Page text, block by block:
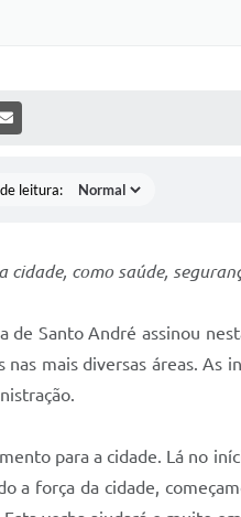
MÍDIAS
leitura:
cidade, como saúde,
Santo André assinou
mais diversas áreas.
para a cidade. Lá no
a força da cidade,